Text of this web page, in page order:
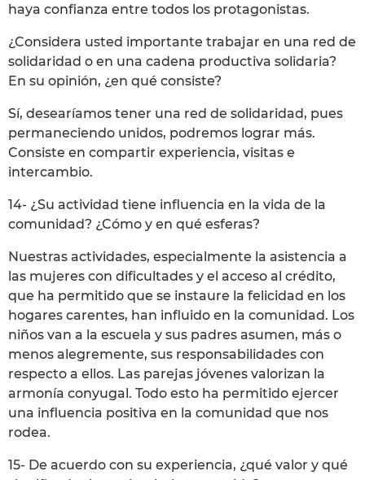
haya confianza entre todos los protagonistas.
¿Considera usted importante trabajar en una red de
solidaridad o en una cadena productiva solidaria?
En su opinión, ¿en qué consiste?
Sí, desearíamos tener una red de solidaridad, pues
permaneciendo unidos, podremos lograr más.
Consiste en compartir experiencia, visitas e
intercambio.
14- ¿Su actividad tiene influencia en la vida de la
comunidad? ¿Cómo y en qué esferas?
Nuestras actividades, especialmente la asistencia a
las mujeres con dificultades y el acceso al crédito,
que ha permitido que se instaure la felicidad en los
hogares carentes, han influido en la comunidad. Los
niños van a la escuela y sus padres asumen, más o
menos alegremente, sus responsabilidades con
respecto a ellos. Las parejas jóvenes valorizan la
armonía conyugal. Todo esto ha permitido ejercer
una influencia positiva en la comunidad que nos
rodea.
15- De acuerdo con su experiencia, ¿qué valor y qué